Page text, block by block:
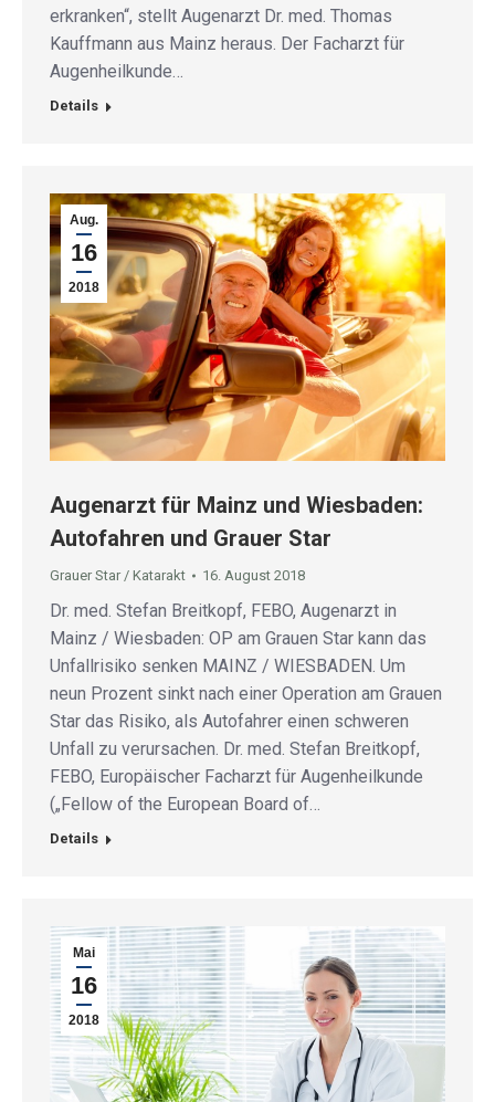
erkranken“, stellt Augenarzt Dr. med. Thomas
Kauffmann aus Mainz heraus. Der Facharzt für
Augenheilkunde…
Details
Aug.
16
2018
Augenarzt für Mainz und Wiesbaden:
Autofahren und Grauer Star
Grauer Star / Katarakt 16. August 2018
Dr. med. Stefan Breitkopf, FEBO, Augenarzt in
Mainz / Wiesbaden: OP am Grauen Star kann das
Unfallrisiko senken MAINZ / WIESBADEN. Um
neun Prozent sinkt nach einer Operation am Grauen
Star das Risiko, als Autofahrer einen schweren
Unfall zu verursachen. Dr. med. Stefan Breitkopf,
FEBO, Europäischer Facharzt für Augenheilkunde
(„Fellow of the European Board of…
Details
Mai
16
2018